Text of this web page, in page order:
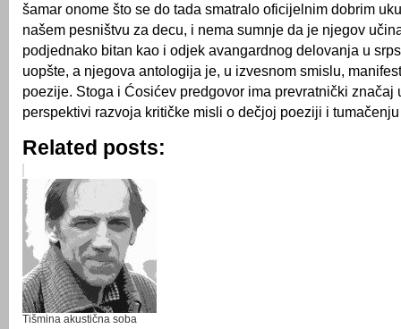
šamar onome što se do tada smatralo oficijelnim dobrim
našem pesništvu za decu, i nema sumnje da je njegov
podjednako bitan kao i odjek avangardnog delovanja u
uopšte, a njegova antologija je, u izvesnom smislu,
poezije. Stoga i Ćosićev predgovor ima prevratnički značaj
perspektivi razvoja kritičke misli o dečjoj poeziji i
Related posts:
Tišmina akustična soba